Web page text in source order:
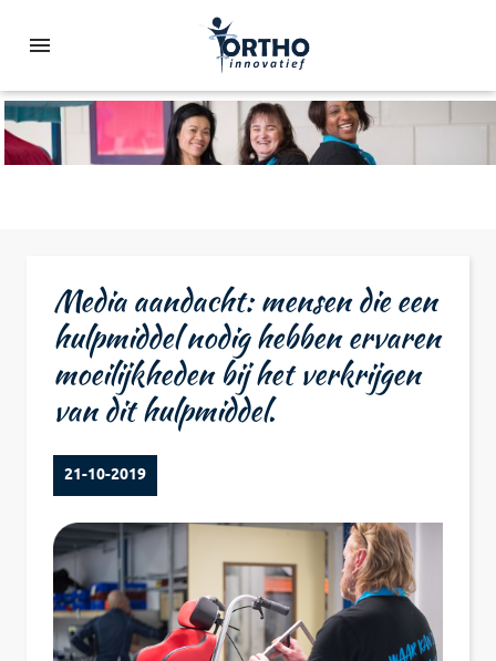
Media aandacht: mensen die een
hulpmiddel nodig hebben ervaren
moeilijkheden bij het verkrijgen
van dit hulpmiddel.
21-10-2019